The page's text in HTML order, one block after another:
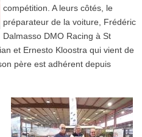
compétition. A leurs côtés, le
préparateur de la voiture, Frédéric
Dalmasso DMO Racing à St
et Ernesto Kloostra qui vient de
père est adhérent depuis